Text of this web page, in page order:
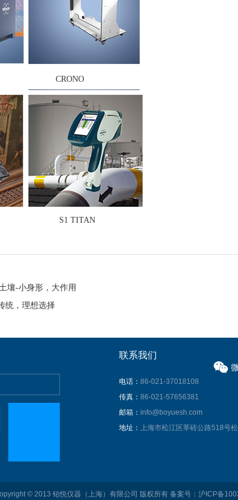
CRONO
S1 TITAN
壤-小身形，大作用
统，理想选择
联系我们
电话： 86-021-37018108
传真： 86-021-57656381
邮箱： info@boyuesh.com
地址： 上海市松江区莘砖公路518号
© 2013 铂悦仪器（上海）有限公司 版权所有 备案号：沪ICP备